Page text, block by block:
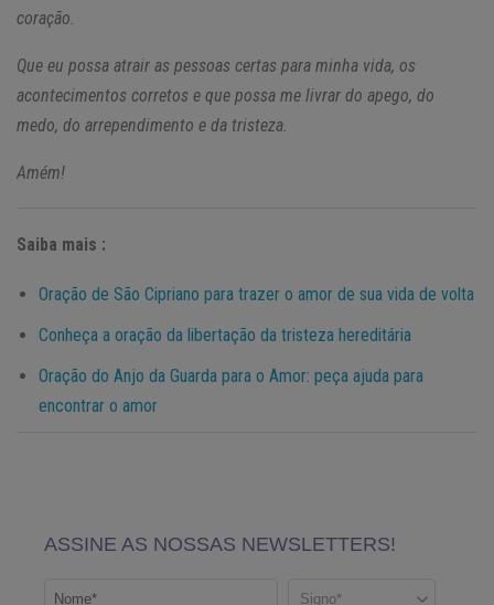
coração.
Que eu possa atrair as pessoas certas para minha vida, os
acontecimentos corretos e que possa me livrar do apego, do
medo, do arrependimento e da tristeza.
Amém!
Saiba mais :
Oração de São Cipriano para trazer o amor de sua vida de volta
Conheça a oração da libertação da tristeza hereditária
Oração do Anjo da Guarda para o Amor: peça ajuda para
encontrar o amor